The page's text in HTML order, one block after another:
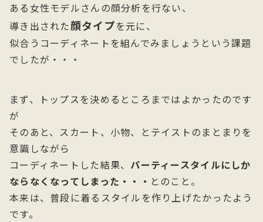
ある女性モデルさんの顔分析を行ない、
導き出された顔タイプを元に、
似合うコーディネートを組んでみましょうという課題
でしたが・・・
まず、トップスを決めるところまではよかったのです
が
そのあと、スカート、小物、とテイストのまとまりを
意識しながら
コーディネートした結果、 パーティースタイルにしか
ならなくなってしまった・・・ とのこと。
本来は、普段に着るスタイルを作り上げたかったよう
です。